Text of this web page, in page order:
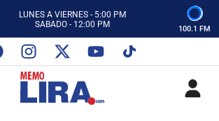
LUNES A VIERNES - 5:00 PM
SABADO - 12:00 PM
CON MEMO LIRA Y SU EQUIPO
LUNES A VIERNES - 5:00 PM
SABADO - 12:00 PM
100.1 FM